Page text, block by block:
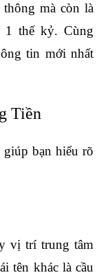
mà còn là
1 thế kỷ. Cùng
tin mới nhất
Tiền
bạn hiểu rõ
vị trí trung tâm
tên khác là cầu